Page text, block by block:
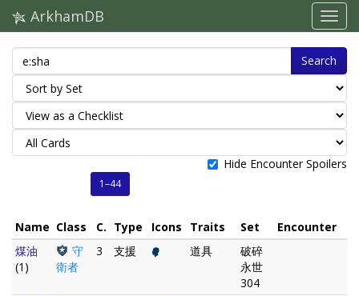
ArkhamDB
Search
Hide Encounter Spoilers
1–44
Name Class C. Type Icons Traits Set
Encounter
煤油
(1)
守
衛者
3 支援 道具
破碎
永世
304